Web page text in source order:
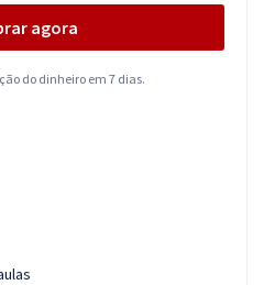
agora
do dinheiro em 7 dias.